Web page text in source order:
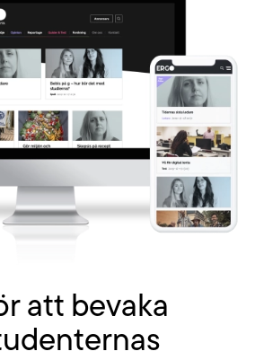
att bevaka